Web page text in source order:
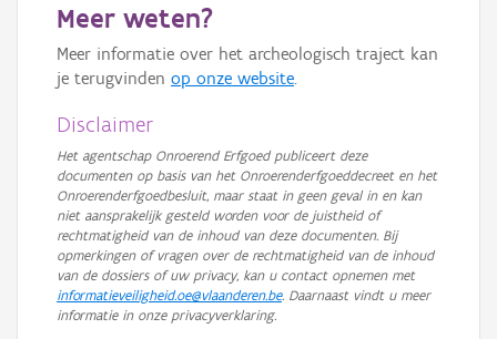
Meer weten?
Meer informatie over het archeologisch traject kan
je terugvinden op onze website.
Disclaimer
Het agentschap Onroerend Erfgoed publiceert deze
documenten op basis van het Onroerenderfgoeddecreet en het
Onroerenderfgoedbesluit, maar staat in geen geval in en kan
niet aansprakelijk gesteld worden voor de juistheid of
rechtmatigheid van de inhoud van deze documenten. Bij
opmerkingen of vragen over de rechtmatigheid van de inhoud
van de dossiers of uw privacy, kan u contact opnemen met
informatieveiligheid.oe@vlaanderen.be. Daarnaast vindt u meer
informatie in onze privacyverklaring.